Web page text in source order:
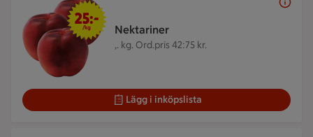
Nektariner
,. kg. Ord.pris 42:75 kr.
25 kr/kg
25:-
/kg
Lägg i inköpslista